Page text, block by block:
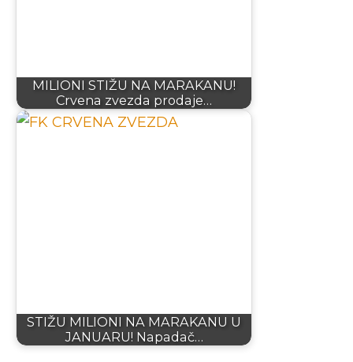
MILIONI STIŽU NA MARAKANU!
Crvena zvezda prodaje…
STIŽU MILIONI NA MARAKANU U
JANUARU! Napadač…